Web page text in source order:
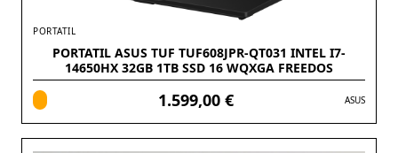
PORTATIL
PORTATIL ASUS TUF TUF608JPR-QT031 INTEL I7-
14650HX 32GB 1TB SSD 16 WQXGA FREEDOS
1.599,00 € ASUS